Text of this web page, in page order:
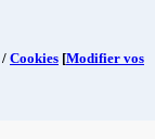
/ Cookies [Modifier vos